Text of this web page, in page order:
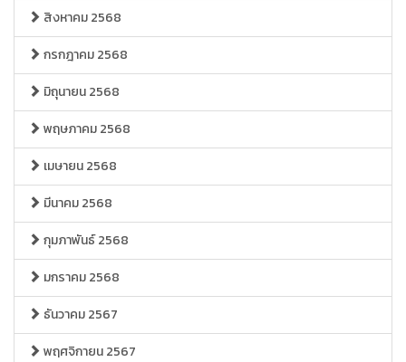
สิงหาคม 2568
กรกฎาคม 2568
มิถุนายน 2568
พฤษภาคม 2568
เมษายน 2568
มีนาคม 2568
กุมภาพันธ์ 2568
มกราคม 2568
ธันวาคม 2567
พฤศจิกายน 2567